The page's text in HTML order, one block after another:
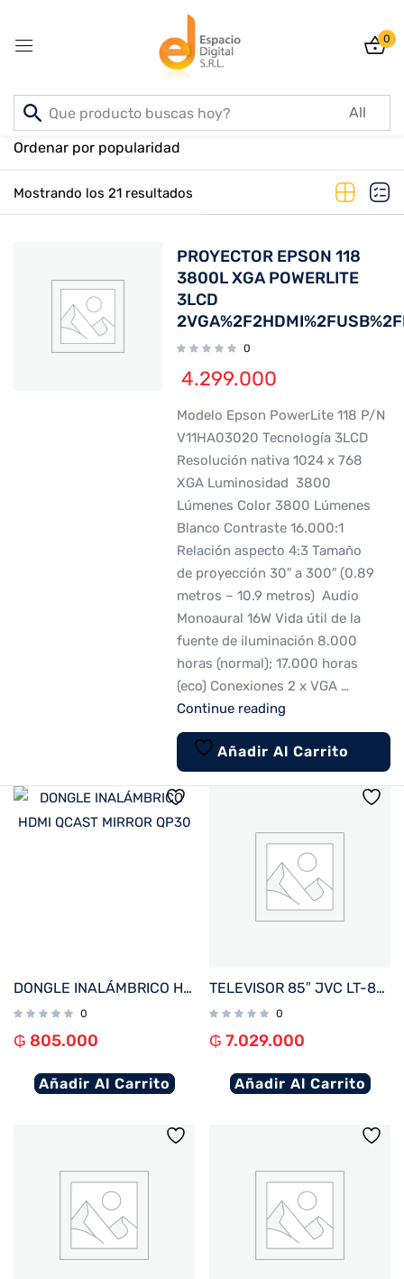
0
Inicio PRODUCTOS
Mostrando los 21 resultados
Ordenar por popularidad
PROYECTOR EPSON 118
3800L XGA POWERLITE
3LCD
0
4.299.000
Modelo Epson PowerLite 118 P/N
V11HA03020 Tecnología 3LCD
Resolución nativa 1024 x 768
XGA Luminosidad 3800
Lúmenes Color 3800 Lúmenes
Blanco Contraste 16.000:1
Relación aspecto 4:3 Tamaño
de proyección 30″ a 300″ (0.89
metros – 10.9 metros) Audio
Monoaural 16W Vida útil de la
fuente de iluminación 8.000
horas (normal); 17.000 horas
(eco) Conexiones 2 x VGA …
Continue reading
Añadir Al Carrito
DONGLE INALÁMBRICO HDMI QCAST MIRROR QP30
0
₲ 805.000
Añadir Al Carrito
TELEVISOR 85″ JVC LT-85NQ7165U 4K UHD/QLED/ OPT/DIG/BLUETOOTH/3HDMI/2USB/RED/WHALE BORDE I
0
₲ 7.029.000
Añadir Al Carrito
Sign in
Remember me
Log In
Create an account